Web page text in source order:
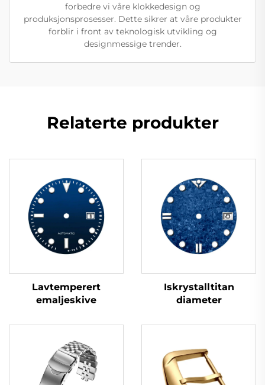
forbedre vi våre klokkedesign og
produksjonsprosesser. Dette sikrer at våre produkter
forblir i front av teknologisk utvikling og
designmessige trender.
Relaterte produkter
Lavtemperert
emaljeskive
Iskrystalltitan
diameter